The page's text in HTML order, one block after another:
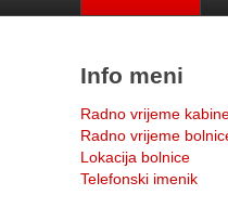
Info meni
Radno vrijeme
Radno vrijeme
Lokacija bolnice
Telefonski imenik